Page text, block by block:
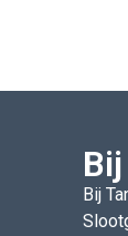
Bij